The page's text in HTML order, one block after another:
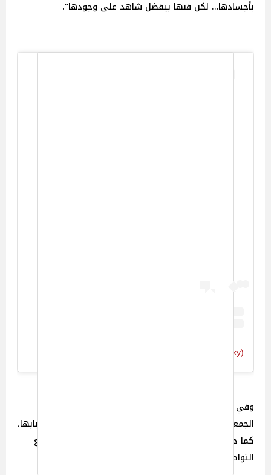
بأجسادها… لكن فنها بيفضل شاهد على وجودها".
وفي سياق متصل احتفلت الفنانة رانيا فريد شوقي يوم
الجمعة الموافق 30 مايو، بعيد ميلادها وسط أسرتها وأحبابها،
كما حرص جمهورها على تهنئتها والاحتفال بها عبر مواقع
التواصل الاجتماعي.